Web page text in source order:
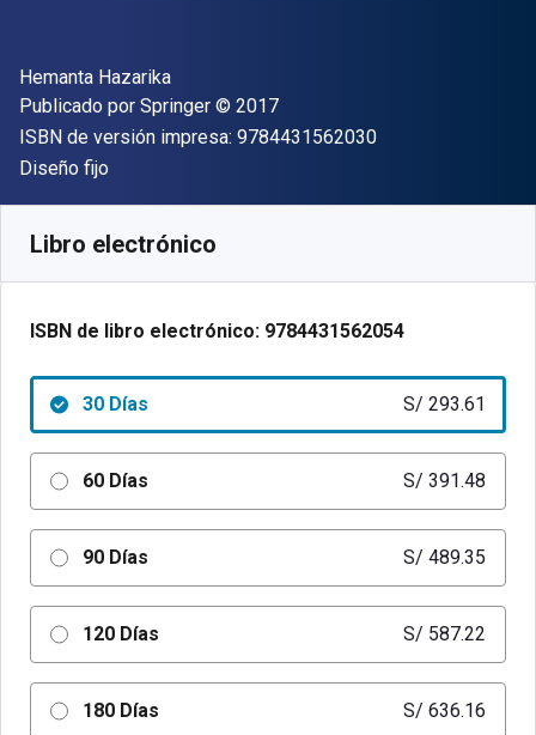
Autor(es)
Hemanta Hazarika
Editor
Publicado por Springer Copyright
© 2017
ISBN de versión impresa: 9784431562030"ISBN-13
Formato
Diseño fijo
Libro electrónico
ISBN de libro electrónico: 9784431562054
30 Días S/ 293.61
60 Días S/ 391.48
90 Días S/ 489.35
120 Días S/ 587.22
180 Días S/ 636.16